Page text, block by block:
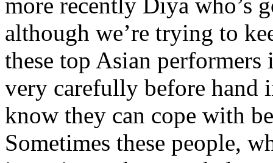
more recently Diya who’s
although we’re trying to
these top Asian
very carefully before hand
know they can cope with
Sometimes these people,